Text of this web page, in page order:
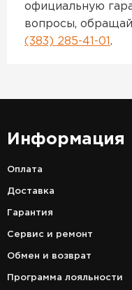
официальную
вопросы,
(383) 285-41-01 .
Информация
Оплата
Доставка
Гарантия
Сервис и ремонт
Обмен и возврат
Программа лояльности